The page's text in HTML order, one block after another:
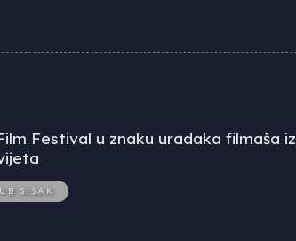
Festival u znaku uradaka filmaša iz
SISAK